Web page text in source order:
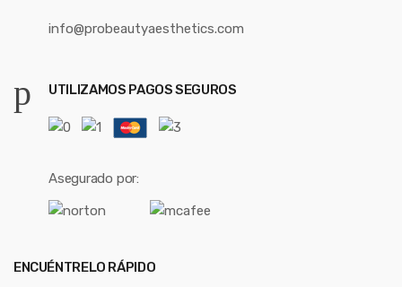
info@probeautyaesthetics.com
UTILIZAMOS PAGOS SEGUROS
Asegurado por:
ENCUÉNTRELO RÁPIDO